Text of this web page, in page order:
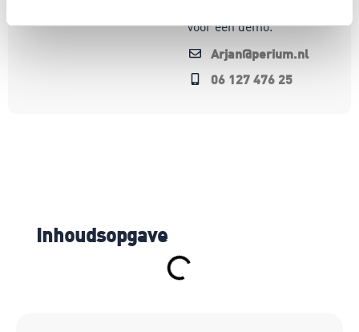
voor een demo.
Arjan@perium.nl
06 127 476 25
Inhoudsopgave